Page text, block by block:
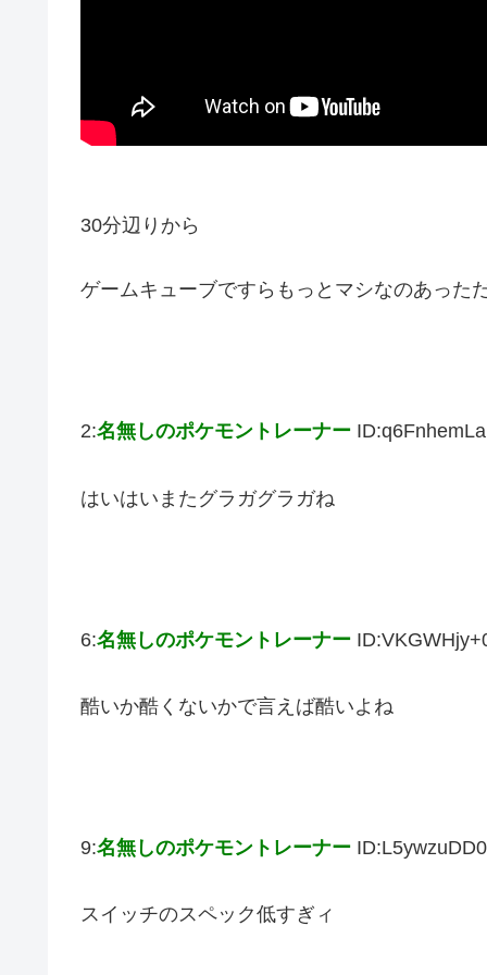
30分辺りから
ゲームキューブですらもっとマシなのあった
2:名無しのポケモントレーナー ID:q6FnhemLa
はいはいまたグラガグラガね
6:名無しのポケモントレーナー
酷いか酷くないかで言えば酷いよね
9:名無しのポケモントレーナー ID:L5ywzuDD0
スイッチのスペック低すぎィ